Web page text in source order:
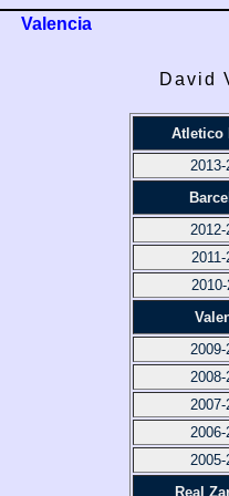
Valencia
David
Atletico
2013-
2012-
2011-
2010-
2009-
2008-
2007-
2006-
2005-
Real